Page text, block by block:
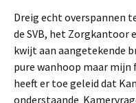
Dreig echt overspannen
de SVB, het Zorgkantoor
kwijt aan aangetekende
pure wanhoop maar
heeft er toe geleid dat
onderstaande